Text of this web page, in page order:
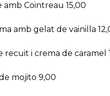
Cointreau 15,00
amb gelat de vainilla
recuit i crema de caramel
mojito 9,00